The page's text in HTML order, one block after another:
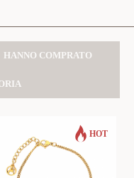
HANNO COMPRATO
HOT